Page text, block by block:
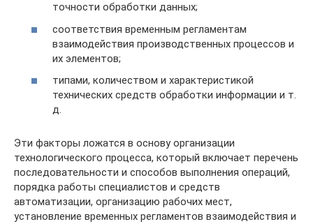
точности обработки данных;
соответствия временным регламентам
взаимодействия производственных процессов и
их элементов;
типами, количеством и характеристикой
технических средств обработки информации и т.
д.
Эти факторы ложатся в основу организации
технологического процесса, который включает перечень
последовательности и способов выполнения операций,
порядка работы специалистов и средств
автоматизации, организацию рабочих мест,
установление временных регламентов взаимодействия и